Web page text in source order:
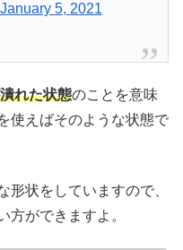
January 5, 2021
れた状態のことを意味
使えばそのような状態で
形状をしていますので、
方ができますよ。